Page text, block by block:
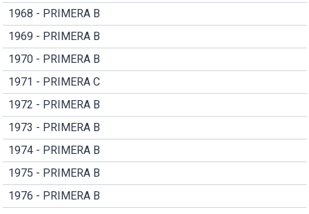
1968 - PRIMERA B
1969 - PRIMERA B
1970 - PRIMERA B
1971 - PRIMERA C
1972 - PRIMERA B
1973 - PRIMERA B
1974 - PRIMERA B
1975 - PRIMERA B
1976 - PRIMERA B